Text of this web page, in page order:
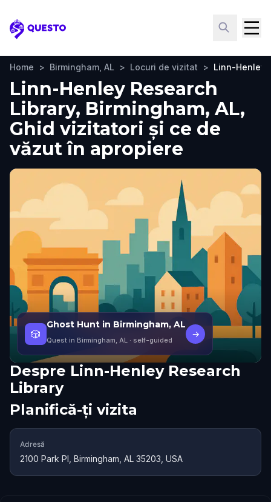
Questo
Home > Birmingham, AL > Locuri de vizitat > Linn-Henley
Linn-Henley Research
Library, Birmingham, AL,
Ghid vizitatori și ce de
văzut în apropiere
🎲
Ghost Hunt in Birmingham, AL
Quest in Birmingham, AL · self-guided
→
Despre Linn-Henley Research
Library
Planifică-ți vizita
Adresă
2100 Park Pl, Birmingham, AL 35203, USA